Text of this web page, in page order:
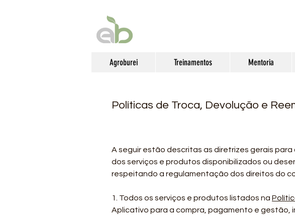
Agroburei Treinamentos Mentoria
Políticas de Troca, Devolução e
A seguir estão descritas as diretrizes gerais
dos serviços e produtos disponibilizados ou
respeitando a regulamentação dos direitos do
1. Todos os serviços e produtos listados na
Aplicativo para a compra, pagamento e gestão,